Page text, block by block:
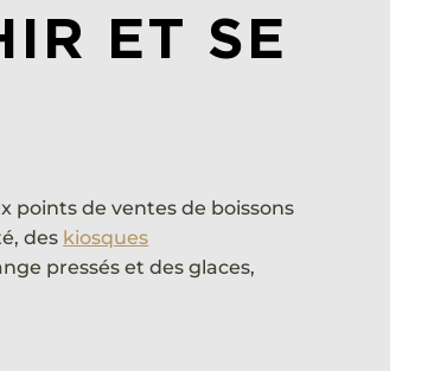
ET SE
points de ventes de boissons
des kiosques
pressés et des glaces,